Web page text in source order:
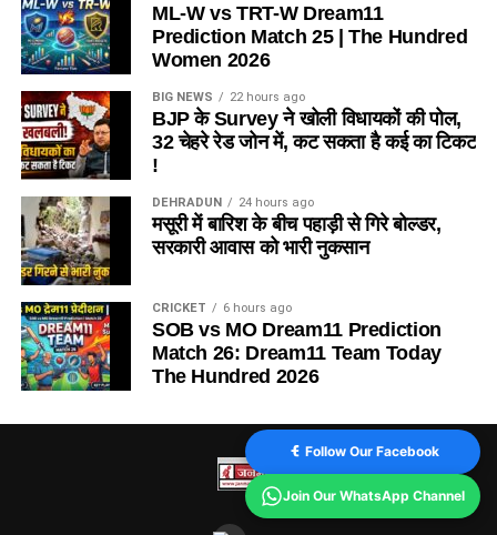
ML-W vs TRT-W Dream11
Prediction Match 25 | The Hundred
Women 2026
BIG NEWS 22 hours ago
BJP के Survey ने खोली विधायकों की पोल,
32 चेहरे रेड जोन में, कट सकता है कई का टिकट
!
DEHRADUN 24 hours ago
मसूरी में बारिश के बीच पहाड़ी से गिरे बोल्डर,
सरकारी आवास को भारी नुकसान
CRICKET 6 hours ago
SOB vs MO Dream11 Prediction
Match 26: Dream11 Team Today
The Hundred 2026
Follow Our Facebook
Join Our WhatsApp Channel